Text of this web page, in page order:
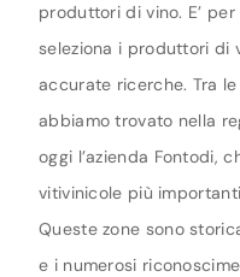
produttori di vino. E’
seleziona i produttori di
accurate ricerche. Tra
abbiamo trovato nella
oggi l’azienda Fontodi,
vitivinicole più
Queste zone sono
e i numerosi